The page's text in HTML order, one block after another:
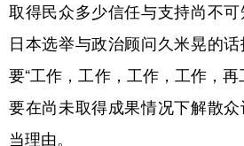
取得民众多少信任与支持尚不可
日本选举与政治顾问久米晃的
要“工作，工作，工作，工作，再
要在尚未取得成果情况下解散
当理由。